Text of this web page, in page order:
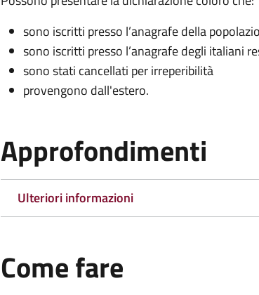
sono iscritti presso l’anagrafe della
sono iscritti presso l’anagrafe degli italiani
sono stati cancellati per irreperibilità
provengono dall'estero.
Approfondimenti
Ulteriori informazioni
Come fare